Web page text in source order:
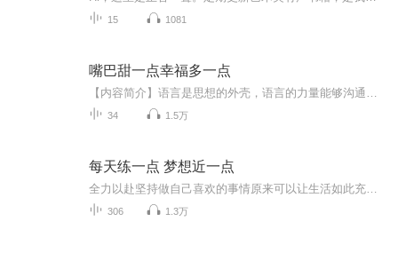
15 1081
嘴巴甜一点幸福多一点
34 1.5万
每天练一点 梦想近一点
306 1.3万